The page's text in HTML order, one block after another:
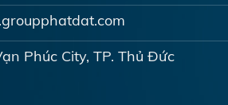
Phúc City, TP. Thủ Đức